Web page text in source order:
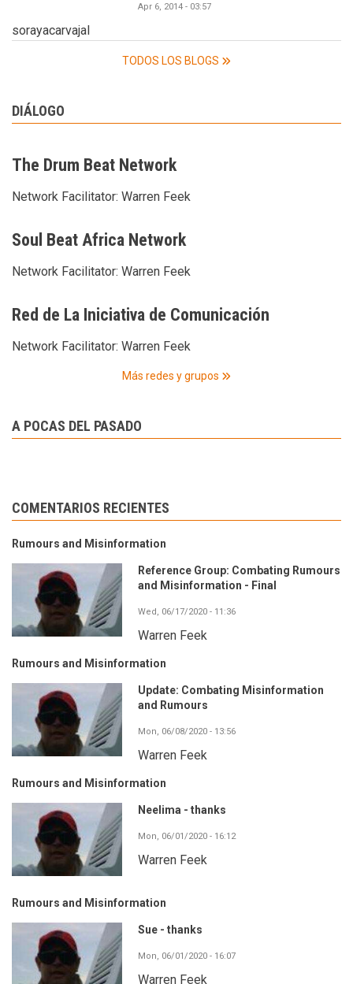
Apr 6, 2014 - 03:57
sorayacarvajal
TODOS LOS BLOGS
DIÁLOGO
The Drum Beat Network
Network Facilitator: Warren Feek
Soul Beat Africa Network
Network Facilitator: Warren Feek
Red de La Iniciativa de Comunicación
Network Facilitator: Warren Feek
Más redes y grupos
A POCAS DEL PASADO
COMENTARIOS RECIENTES
Rumours and Misinformation
Reference Group: Combating Rumours
and Misinformation - Final
Wed, 06/17/2020 - 11:36
Warren Feek
Rumours and Misinformation
Update: Combating Misinformation
and Rumours
Mon, 06/08/2020 - 13:56
Warren Feek
Rumours and Misinformation
Neelima - thanks
Mon, 06/01/2020 - 16:12
Warren Feek
Rumours and Misinformation
Sue - thanks
Mon, 06/01/2020 - 16:07
Warren Feek